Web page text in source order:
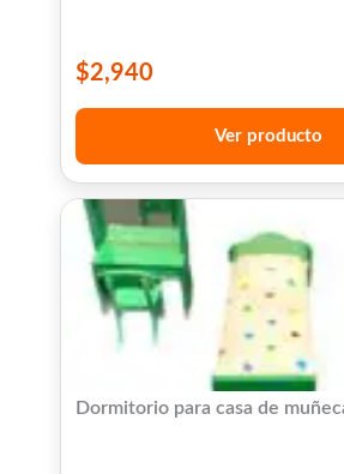
$2,940
Ver producto
Dormitorio para casa de